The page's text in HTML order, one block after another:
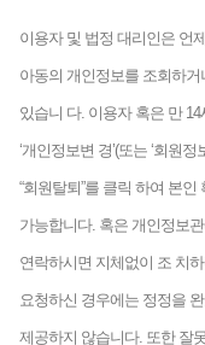
이용자 및 법정 대리인은 언
아동의 개인정보를 조회하
있습니 다. 이용자 혹은 만
‘개인정보변 경’(또는 ‘회원
“회원탈퇴”를 클릭 하여 본
가능합니다. 혹은 개인정보
연락하시면 지체없이 조 치
요청하신 경우에는 정정을
제공하지 않습니다. 또한 잘